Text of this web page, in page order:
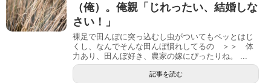
（俺）。俺親「じれったい、結婚しな
さい！」
裸足で田んぼに突っ込むし虫がついてもペッとはじ
くし、なんでそんな田んぼ慣れしてるの ＞＞ 体
力あり、田んぼ好き、農家の嫁にぴったりね。 ...
記事を読む